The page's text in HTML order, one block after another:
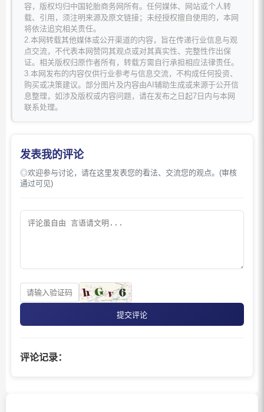
容，版权均归中国轮胎商务网所有。任何媒体、网站或个人转
载、引用，须注明来源及原文链接；未经授权擅自使用的，本网
将依法追究相关责任。
2.本网转载其他媒体或公开渠道的内容，旨在传递行业信息与观
点交流，不代表本网赞同其观点或对其真实性、完整性作出保
证。相关版权归原作者所有，转载方需自行承担相应法律责任。
3.本网发布的内容仅供行业参考与信息交流，不构成任何投资、
购买或决策建议。部分图片及内容由AI辅助生成或来源于公开信
息整理，如涉及版权或内容问题，请在发布之日起7日内与本网
联系处理。
发表我的评论
◎欢迎参与讨论，请在这里发表您的看法、交流您的观点。(审核
通过可见)
提交评论
评论记录：